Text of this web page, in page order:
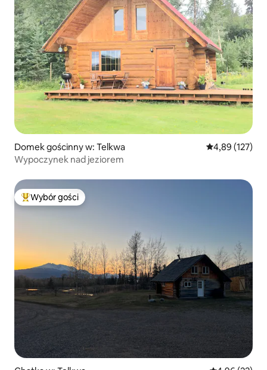
Domek gościnny w: Telkwa Średnia
4,89 (127)
Wypoczynek nad jeziorem
Najpopularniejsze z kategorii Wybór gości
Wybór gości